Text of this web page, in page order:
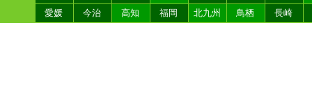
愛媛
今治 高知 福岡 北九州 鳥栖 長崎